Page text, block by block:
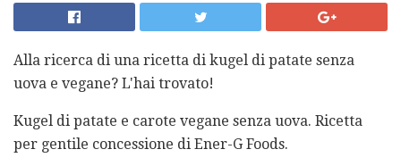
Alla ricerca di una ricetta di kugel di patate senza
uova e vegane? L'hai trovato!
Kugel di patate e carote vegane senza uova. Ricetta
per gentile concessione di Ener-G Foods.